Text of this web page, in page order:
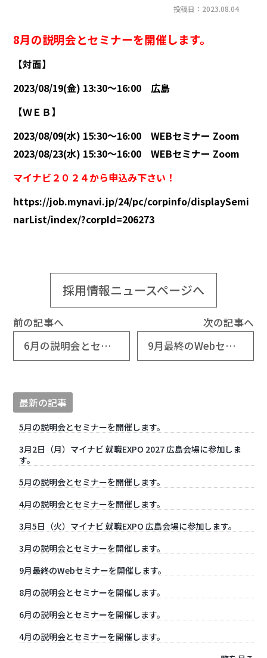
投稿日：2023.08.04
8月の説明会とセミナーを開催します。
【対面】
2023/08/19(金) 13:30～16:00 広島
【ＷＥＢ】
2023/08/09(水) 15:30～16:00 WEBセミナー Zoom
2023/08/23(水) 15:30～16:00 WEBセミナー Zoom
マイナビ２０２４から申込み下さい！
https://job.mynavi.jp/24/pc/corpinfo/displaySemi
narList/index/?corpId=206273
採用情報ニュースページへ
前の記事へ
6月の説明会とセミナーを開催します。
次の記事へ
9月最終のWebセミナーを開催します。
最新の記事
5月の説明会とセミナーを開催します。
3月2日（月）マイナビ 就職EXPO 2027 広島会場に参加しま
す。
5月の説明会とセミナーを開催します。
4月の説明会とセミナーを開催します。
3月5日（火）マイナビ 就職EXPO 広島会場に参加します。
3月の説明会とセミナーを開催します。
9月最終のWebセミナーを開催します。
8月の説明会とセミナーを開催します。
6月の説明会とセミナーを開催します。
4月の説明会とセミナーを開催します。